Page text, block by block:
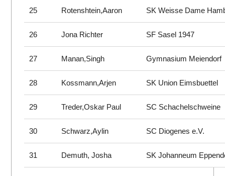
25 Rotenshtein,Aaron SK Weisse Dame
26 Jona Richter SF Sasel 1947
27 Manan,Singh Gymnasium Meiendorf
28 Kossmann,Arjen SK Union Eimsbuettel
29 Treder,Oskar Paul SC Schachelschweine
30 Schwarz,Aylin SC Diogenes e.V.
31 Demuth, Josha SK Johanneum